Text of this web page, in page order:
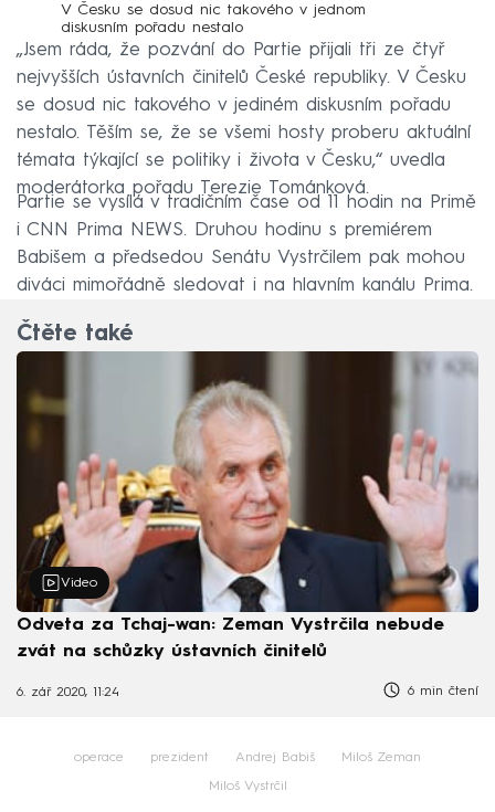
V Česku se dosud nic takového v jednom
diskusním pořadu nestalo
„Jsem ráda, že pozvání do Partie přijali tři ze čtyř
nejvyšších ústavních činitelů České republiky. V Česku
se dosud nic takového v jediném diskusním pořadu
nestalo. Těším se, že se všemi hosty proberu aktuální
témata týkající se politiky i života v Česku,“ uvedla
moderátorka pořadu Terezie Tománková.
Partie se vysílá v tradičním čase od 11 hodin na Primě
i CNN Prima NEWS. Druhou hodinu s premiérem
Babišem a předsedou Senátu Vystrčilem pak mohou
diváci mimořádně sledovat i na hlavním kanálu Prima.
Čtěte také
Video
Odveta za Tchaj-wan: Zeman Vystrčila nebude
zvát na schůzky ústavních činitelů
6. zář 2020, 11:24 6 min čtení
operace prezident Andrej Babiš Miloš Zeman
Miloš Vystrčil